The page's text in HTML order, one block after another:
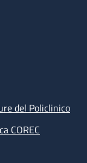
del Policlinico
COREC